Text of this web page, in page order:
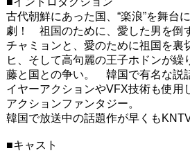
古代朝鮮にあった国、“楽浪”を舞台
劇！ 祖国のために、愛した男を倒
チャミョンと、愛のために祖国を裏
ヒ、そして高句麗の王子ホドンが繰
藤と国との争い。 韓国で有名な説
イヤーアクションやVFX技術も使用
アクションファンタジー。
韓国で放送中の話題作が早くも
■キャスト